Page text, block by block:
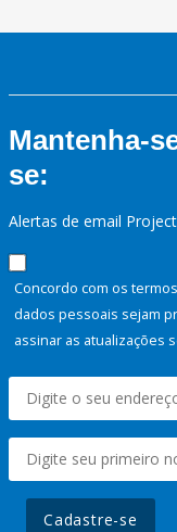
Mantenha-
se:
Alertas de email
Concordo com os
dados pessoais sejam
assinar as atualizações
Cadastre-se